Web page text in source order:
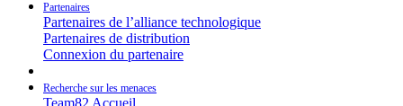
Partenaires
Partenaires de l’alliance technologique
Partenaires de distribution
Connexion du partenaire
Recherche sur les menaces